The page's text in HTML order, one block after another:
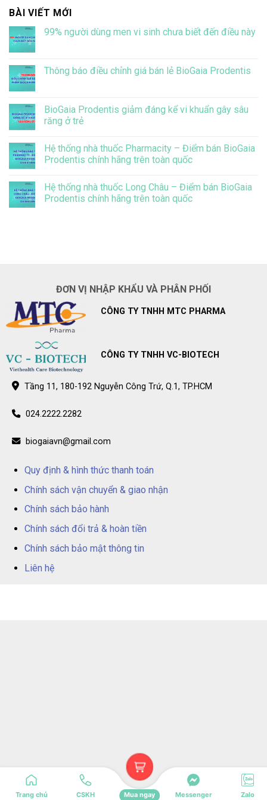
BÀI VIẾT MỚI
99% người dùng men vi sinh chưa biết đến điều này
luận
ở
men
vi
sinh
đến
điều
này
Thông báo điều chỉnh giá bán lẻ BioGaia Prodentis
luận
ở
Thông
chỉnh
giá
bán
Prodentis
BioGaia Prodentis giảm đáng kể vi khuẩn gây sâu
răng ở trẻ
bình
luận
ở
giảm
đáng
kể
Hệ thống nhà thuốc Pharmacity – Điểm bán BioGaia
Prodentis chính hãng trên toàn quốc
bình
luận
ở
chính
trên
toàn
quốc
Hệ thống nhà thuốc Long Châu – Điểm bán BioGaia
Prodentis chính hãng trên toàn quốc
Châu
Điểm
BioGaia
Prodentis
chính
hãng
trên
toàn
quốc
ĐƠN VỊ NHẬP KHẨU VÀ PHÂN PHỐI
CÔNG TY TNHH MTC PHARMA
CÔNG TY TNHH VC-BIOTECH
Tầng 11, 180-192 Nguyễn Công Trứ, Q.1, TP.HCM
024.2222.2282
biogaiavn@gmail.com
Quy định & hình thức thanh toán
Chính sách vận chuyển & giao nhận
Chính sách bảo hành
Chính sách đổi trả & hoàn tiền
Chính sách bảo mật thông tin
Liên hệ
Trang chủ CSKH Mua ngay Messenger Zalo